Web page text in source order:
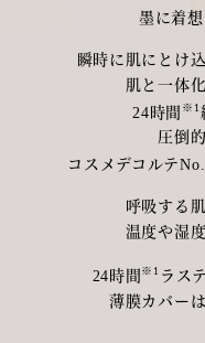
墨に着
瞬時に肌にとけ
肌と一体
24時間 ※1
圧倒
コスメデコルテ
呼吸する
温度や湿
24時間※1 ラス
薄膜カバー